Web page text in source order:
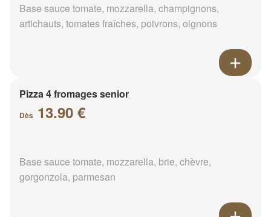
Base sauce tomate, mozzarella, champignons,
artichauts, tomates fraîches, poivrons, oignons
Pizza 4 fromages senior
Dès 13.90 €
Base sauce tomate, mozzarella, brie, chèvre,
gorgonzola, parmesan